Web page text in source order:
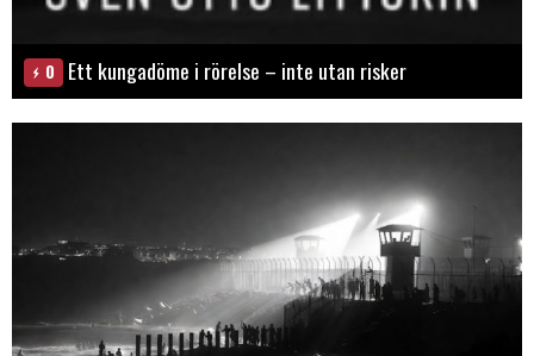
0 Ett kungadöme i rörelse – inte utan risker